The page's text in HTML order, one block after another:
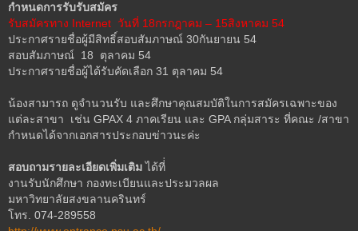
กำหนดการรับรับสมัคร
รับสมัครทาง Internet วันที่ 18กรกฎาคม – 15สิงหาคม 54
ประกาศรายชื่อผู้มีสิทธิ์สอบสัมภาษณ์ 30กันยายน 54
สอบสัมภาษณ์ 18 ตุลาคม 54
ประกาศรายชื่อผู้ได้รับคัดเลือก 31 ตุลาคม 54
น้องสามารถ ดูจำนวนรับ และศึกษาคุณสมบัติในการสมัครเฉพาะของ
แต่ละสาขา เช่น GPAX 4 ภาคเรียน และ GPA กลุ่มสาระ ที่คณะ /สาขา
กำหนดได้จากเอกสารประกอบข่าวนะค่ะ
สอบถามรายละเอียดเพิ่มเติมได้ที่่
งานรับนักศึกษา กองทะเบียนและประมวลผล
มหาวิทยาลัยสงขลานครินทร์
โทร. 074-289558